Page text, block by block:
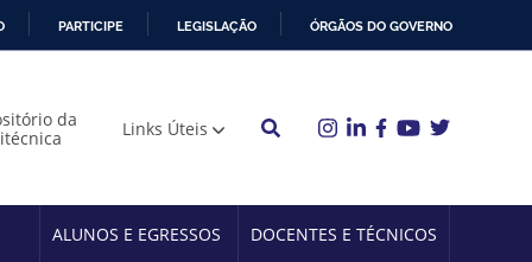
PARTICIPE LEGISLAÇÃO ÓRGÃOS DO GOVERNO
da
Links Úteis
ALUNOS E EGRESSOS DOCENTES E TÉCNICOS